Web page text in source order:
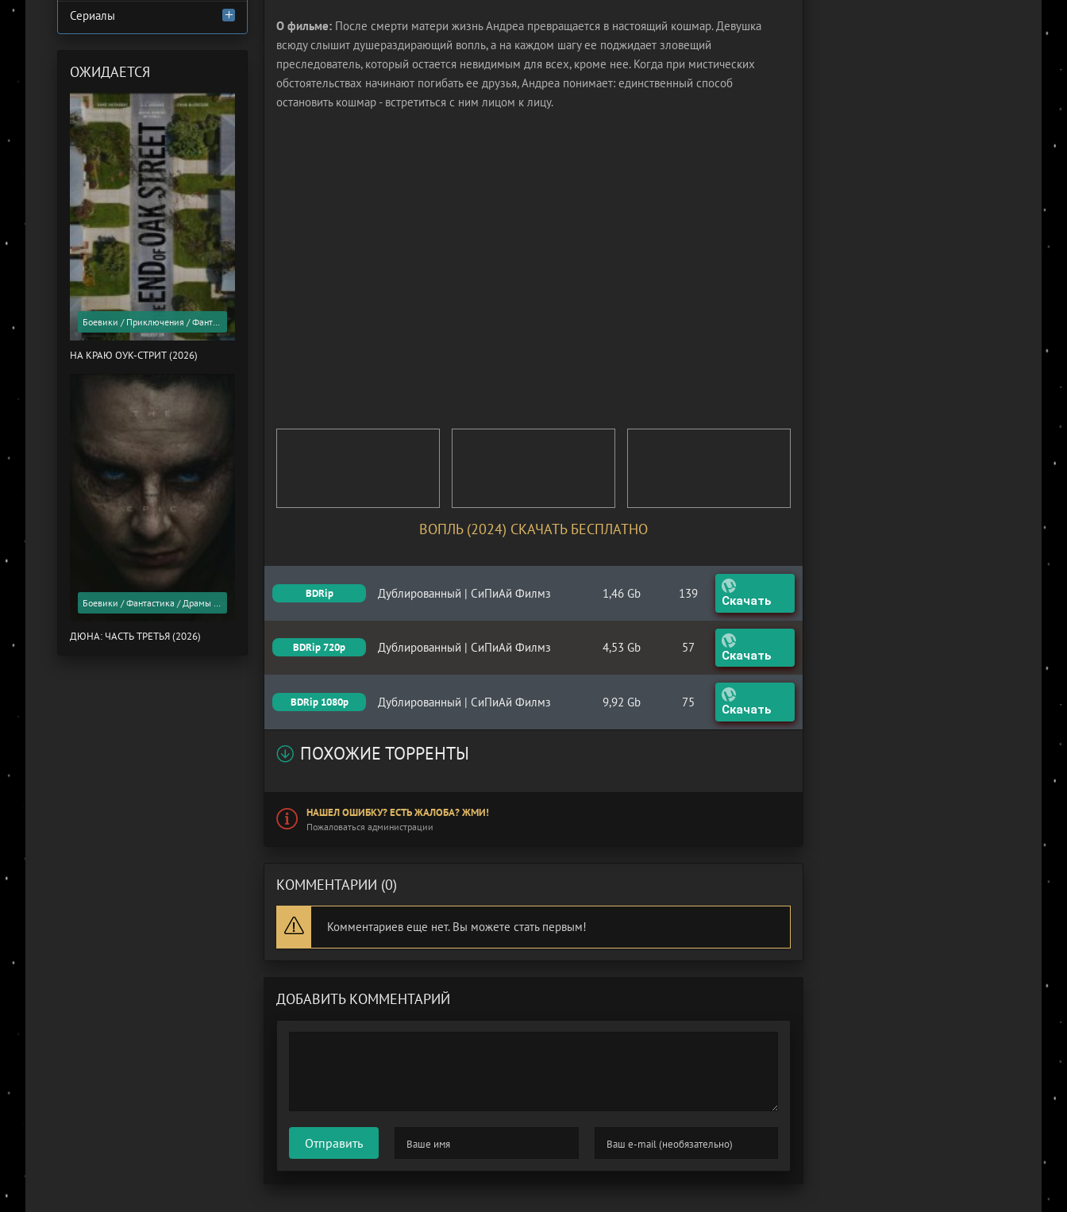
О фильме: После смерти матери жизнь Андреа превращается в настоящий кошмар. Девушка
всюду слышит душераздирающий вопль, а на каждом шагу ее поджидает зловещий
преследователь, который остается невидимым для всех, кроме нее. Когда при мистических
обстоятельствах начинают погибать ее друзья, Андреа понимает: единственный способ
остановить кошмар - встретиться с ним лицом к лицу.
ВОПЛЬ (2024) СКАЧАТЬ БЕСПЛАТНО
BDRip Дублированный | СиПиАй Филмз 1,46 Gb 139 Скачать
BDRip 720p Дублированный | СиПиАй Филмз 4,53 Gb 57 Скачать
BDRip 1080p Дублированный | СиПиАй Филмз 9,92 Gb 75 Скачать
ПОХОЖИЕ ТОРРЕНТЫ
НАШЕЛ ОШИБКУ? ЕСТЬ ЖАЛОБА? ЖМИ!
Пожаловаться администрации
КОММЕНТАРИИ (0)
Комментариев еще нет. Вы можете стать первым!
ДОБАВИТЬ КОММЕНТАРИЙ
Отправить
Сериалы
ОЖИДАЕТСЯ
Боевики / Приключения / Фантастика / Фильмы 2026 года / Скоро в кино
НА КРАЮ ОУК-СТРИТ (2026)
Боевики / Фантастика / Драмы / Фильмы 2026 года / Скоро в кино
ДЮНА: ЧАСТЬ ТРЕТЬЯ (2026)